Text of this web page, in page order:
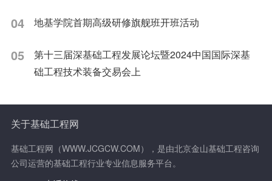
04 地基学院首期高级研修旗舰班开班活动
05
第十三届深基础工程发展论坛暨2024中国国际深基
础工程技术装备交易会上
关于基础工程网
基础工程网（WWW.JCGCW.COM），是由北京金山基础工程咨询
公司运营的基础工程行业专业信息服务平台。